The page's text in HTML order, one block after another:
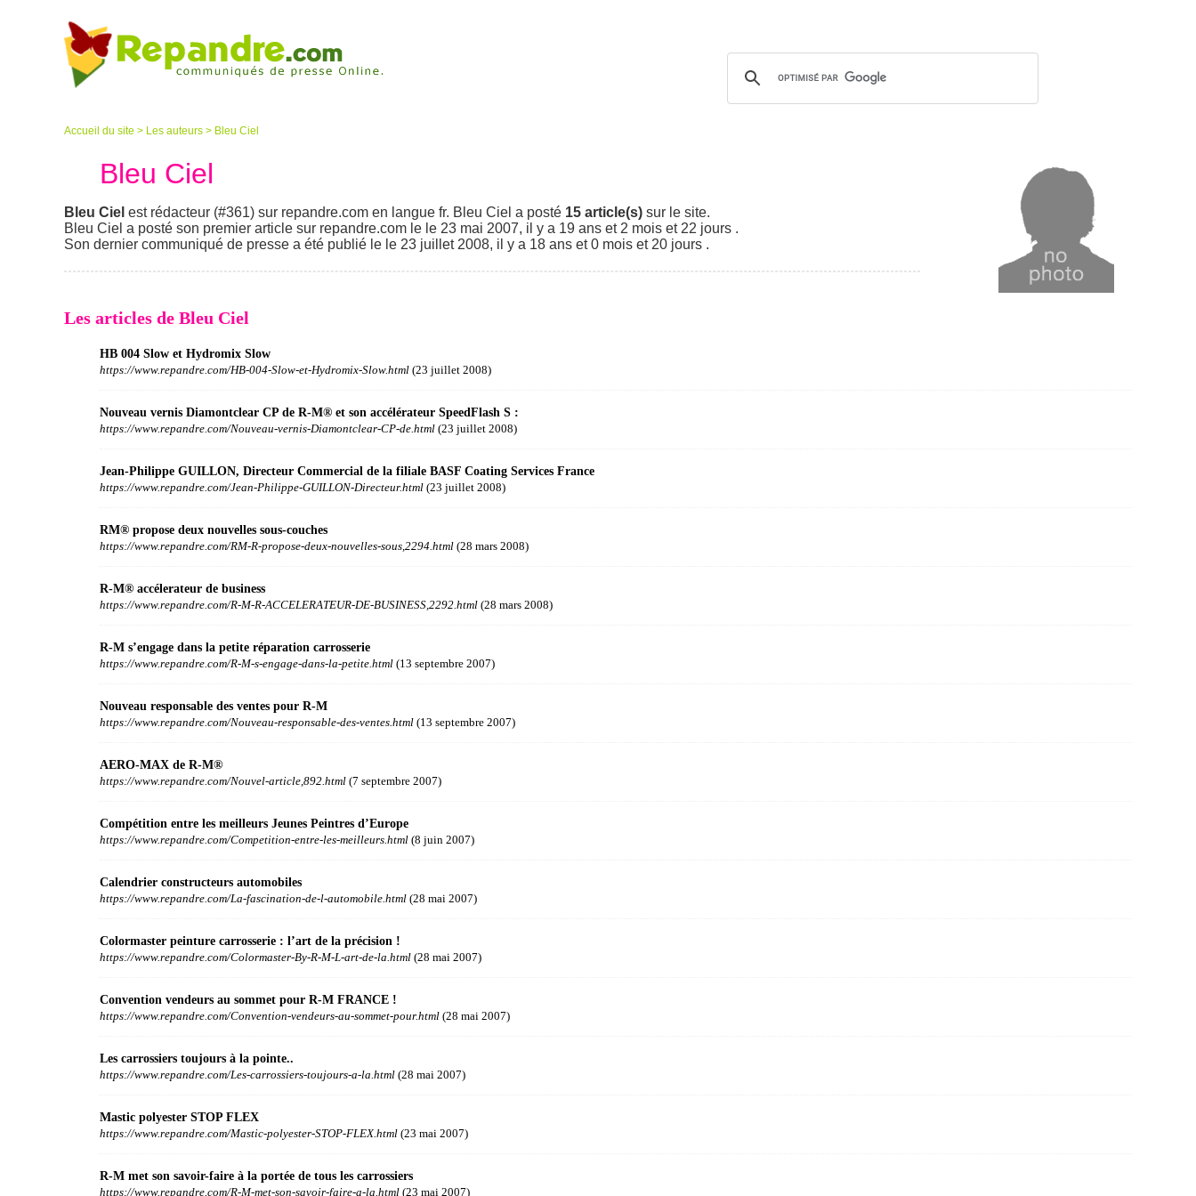
Accueil du site > Les auteurs > Bleu Ciel
Bleu Ciel
Bleu Ciel est rédacteur (#361) sur repandre.com en langue fr. Bleu Ciel a posté 15 article(s) sur le site.
Bleu Ciel a posté son premier article sur repandre.com le le 23 mai 2007, il y a 19 ans et 2 mois et 22 jours .
Son dernier communiqué de presse a été publié le le 23 juillet 2008, il y a 18 ans et 0 mois et 20 jours .
Les articles de Bleu Ciel
HB 004 Slow et Hydromix Slow
https://www.repandre.com/HB-004-Slow-et-Hydromix-Slow.html (23 juillet 2008)
Nouveau vernis Diamontclear CP de R-M® et son accélérateur SpeedFlash S :
https://www.repandre.com/Nouveau-vernis-Diamontclear-CP-de.html (23 juillet 2008)
Jean-Philippe GUILLON, Directeur Commercial de la filiale BASF Coating Services France
https://www.repandre.com/Jean-Philippe-GUILLON-Directeur.html (23 juillet 2008)
RM® propose deux nouvelles sous-couches
https://www.repandre.com/RM-R-propose-deux-nouvelles-sous,2294.html (28 mars 2008)
R-M® accélerateur de business
https://www.repandre.com/R-M-R-ACCELERATEUR-DE-BUSINESS,2292.html (28 mars 2008)
R-M s’engage dans la petite réparation carrosserie
https://www.repandre.com/R-M-s-engage-dans-la-petite.html (13 septembre 2007)
Nouveau responsable des ventes pour R-M
https://www.repandre.com/Nouveau-responsable-des-ventes.html (13 septembre 2007)
AERO-MAX de R-M®
https://www.repandre.com/Nouvel-article,892.html (7 septembre 2007)
Compétition entre les meilleurs Jeunes Peintres d’Europe
https://www.repandre.com/Competition-entre-les-meilleurs.html (8 juin 2007)
Calendrier constructeurs automobiles
https://www.repandre.com/La-fascination-de-l-automobile.html (28 mai 2007)
Colormaster peinture carrosserie : l’art de la précision !
https://www.repandre.com/Colormaster-By-R-M-L-art-de-la.html (28 mai 2007)
Convention vendeurs au sommet pour R-M FRANCE !
https://www.repandre.com/Convention-vendeurs-au-sommet-pour.html (28 mai 2007)
Les carrossiers toujours à la pointe..
https://www.repandre.com/Les-carrossiers-toujours-a-la.html (28 mai 2007)
Mastic polyester STOP FLEX
https://www.repandre.com/Mastic-polyester-STOP-FLEX.html (23 mai 2007)
R-M met son savoir-faire à la portée de tous les carrossiers
https://www.repandre.com/R-M-met-son-savoir-faire-a-la.html (23 mai 2007)